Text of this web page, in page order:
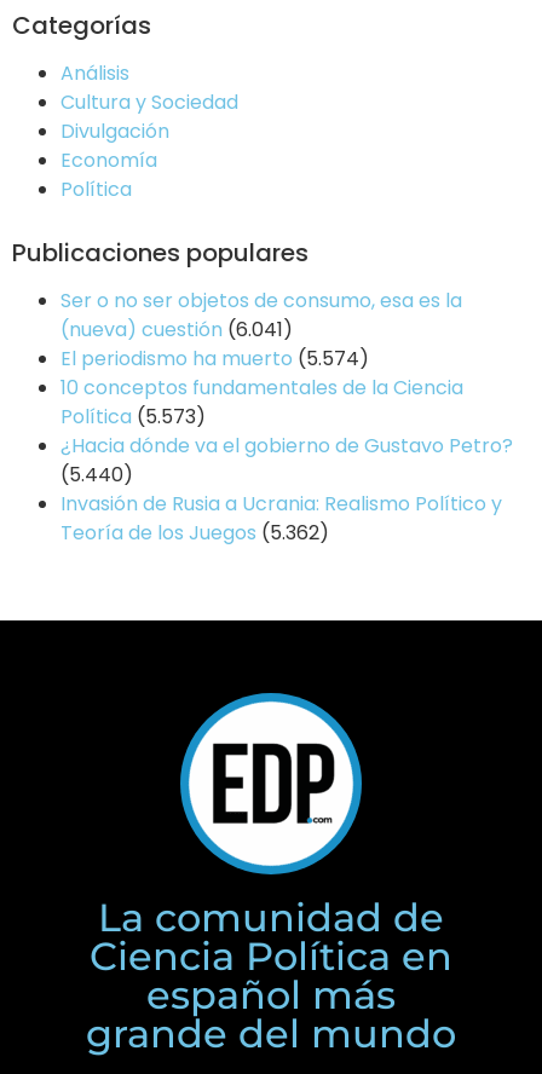
Categorías
Análisis
Cultura y Sociedad
Divulgación
Economía
Política
Publicaciones populares
Ser o no ser objetos de consumo, esa es la
(nueva) cuestión (6.041)
El periodismo ha muerto (5.574)
10 conceptos fundamentales de la Ciencia
Política (5.573)
¿Hacia dónde va el gobierno de Gustavo Petro?
(5.440)
Invasión de Rusia a Ucrania: Realismo Político y
Teoría de los Juegos (5.362)
La comunidad de
Ciencia Política en
español más
grande del mundo